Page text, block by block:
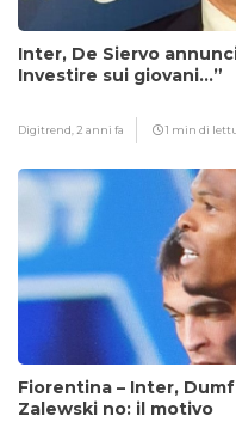
Inter, De Siervo
Investire sui giovani…”
Digitrend, 2 anni fa 1 min di
Fiorentina – Inter,
Zalewski no: il motivo